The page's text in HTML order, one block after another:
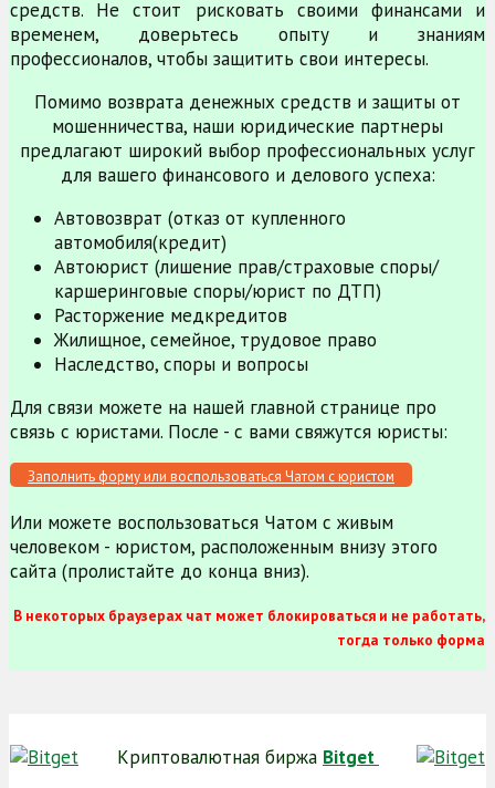
средств. Не стоит рисковать своими финансами и
временем, доверьтесь опыту и знаниям
профессионалов, чтобы защитить свои интересы.
Помимо возврата денежных средств и защиты от
мошенничества, наши юридические партнеры
предлагают широкий выбор профессиональных услуг
для вашего финансового и делового успеха:
Автовозврат (отказ от купленного
автомобиля(кредит)
Автоюрист (лишение прав/страховые споры/
каршеринговые споры/юрист по ДТП)
Расторжение медкредитов
Жилищное, семейное, трудовое право
Наследство, споры и вопросы
Для связи можете на нашей главной странице про
связь с юристами. После - с вами свяжутся юристы:
Заполнить форму или воспользоваться Чатом с юристом
Или можете воспользоваться Чатом с живым
человеком - юристом, расположенным внизу этого
сайта (пролистайте до конца вниз).
В некоторых браузерах чат может блокироваться и не работать,
тогда только форма
Криптовалютная биржа Bitget